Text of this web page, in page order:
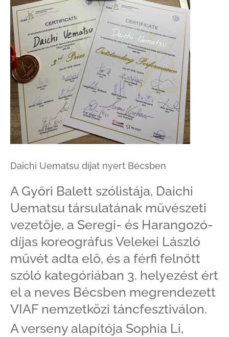
Daichi Uematsu díjat nyert Bécsben
A Győri Balett szólistája, Daichi
Uematsu társulatának művészeti
vezetője, a Seregi- és Harangozó-
díjas koreográfus Velekei László
művét adta elő, és a férfi felnőtt
szóló kategóriában 3. helyezést ért
el a neves Bécsben megrendezett
VIAF nemzetközi táncfesztiválon.
A verseny alapítója Sophia Li,